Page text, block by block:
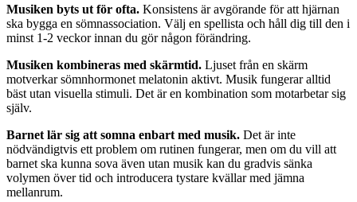
Musiken byts ut för ofta. Konsistens är avgörande för att hjärnan
ska bygga en sömnassociation. Välj en spellista och håll dig till den i
minst 1-2 veckor innan du gör någon förändring.
Musiken kombineras med skärmtid. Ljuset från en skärm
motverkar sömnhormonet melatonin aktivt. Musik fungerar alltid
bäst utan visuella stimuli. Det är en kombination som motarbetar sig
själv.
Barnet lär sig att somna enbart med musik. Det är inte
nödvändigtvis ett problem om rutinen fungerar, men om du vill att
barnet ska kunna sova även utan musik kan du gradvis sänka
volymen över tid och introducera tystare kvällar med jämna
mellanrum.